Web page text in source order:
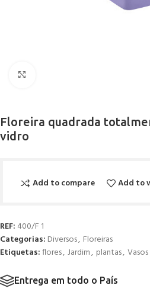
Floreira quadrada
vidro
Add to compare Add to
REF: 400/F 1
Categorias: Diversos, Floreiras
Etiquetas:flores, Jardim, plantas, Vasos
Entrega em todo o País